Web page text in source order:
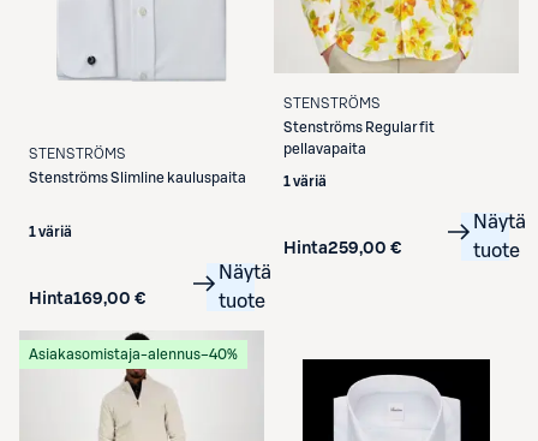
STENSTRÖMS
StenströmsSlimline kauluspaita
1 väriä
Hinta169,00 €
Näytä
tuote
STENSTRÖMS
Stenströms Regular fit
pellavapaita
1 väriä
Hinta259,00 €
Näytä
tuote
Asiakasomistaja-alennus−40%